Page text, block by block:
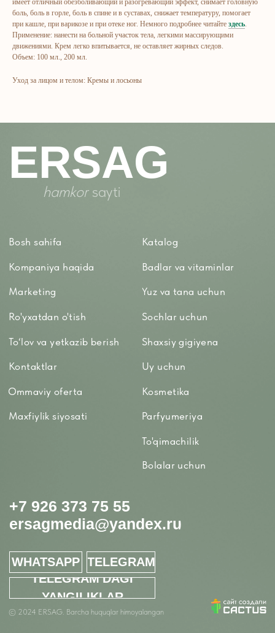
имеет отличный обезболивающий и разогревающий эффект, снимает головную
боль, боль в горле, боль в спине и в суставах, снижает температуру, помогает
при кашле, при варикозе и при отеке ног. Немного подробнее читайте здесь.
Применение: нанести на больной участок тела, легкими массирующими
движениями. Крем легко впитывается, не оставляет жирных следов.
Объем: 100 мл., 200 мл.
Уход за лицом и телом: Кремы и лосьоны
Kontaktlar
Maxfiylik siyosati
Uy uchun
Sochlar uchun
Shaxsiy gigiyena
Parfyumeriya
Ro'yxatdan o'tish
To‘lov va yetkazib berish
WHATSAPP TELEGRAM
+7 926 373 75 55
ersagmedia@yandex.ru